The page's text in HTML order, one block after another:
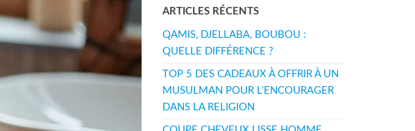
ARTICLES RÉCENTS
QAMIS, DJELLABA, BOUBOU :
QUELLE DIFFÉRENCE ?
TOP 5 DES CADEAUX À OFFRIR À UN
MUSULMAN POUR L’ENCOURAGER
DANS LA RELIGION